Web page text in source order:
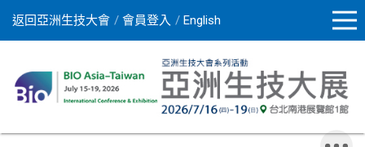
返回亞洲生技大會 會員登入 English